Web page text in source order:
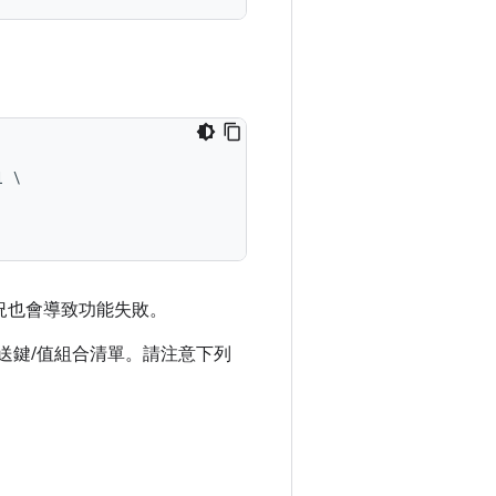
\
會導致功能失敗。
鍵/值組合清單。請注意下列